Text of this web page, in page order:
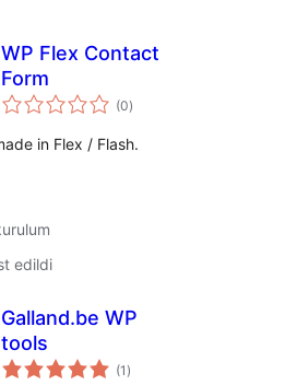
WP Flex Contact
Form
(0toplam
puan
)
in Flex / Flash.
edildi
Galland.be WP
tools
(1 toplam
puan
)